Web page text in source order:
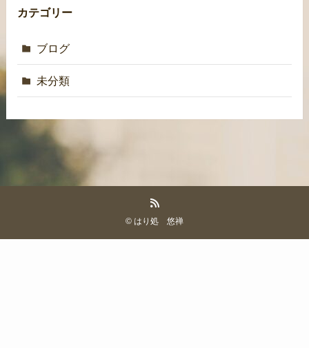
カテゴリー
ブログ
未分類
© はり処 悠禅